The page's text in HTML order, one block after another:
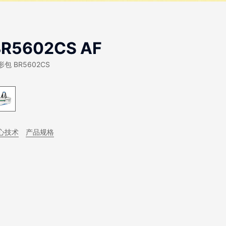
AF
包 BR5602CS
技术 产品规格